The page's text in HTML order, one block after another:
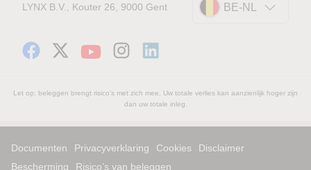
LYNX B.V., Kouter 26, 9000 Gent BE-NL
Let op: beleggen brengt risico's met zich mee. Uw totale verlies kan aanzienlijk hoger zijn
dan uw totale inleg.
Documenten Privacyverklaring Cookies
Disclaimer
Bescherming
Risico’s van beleggen